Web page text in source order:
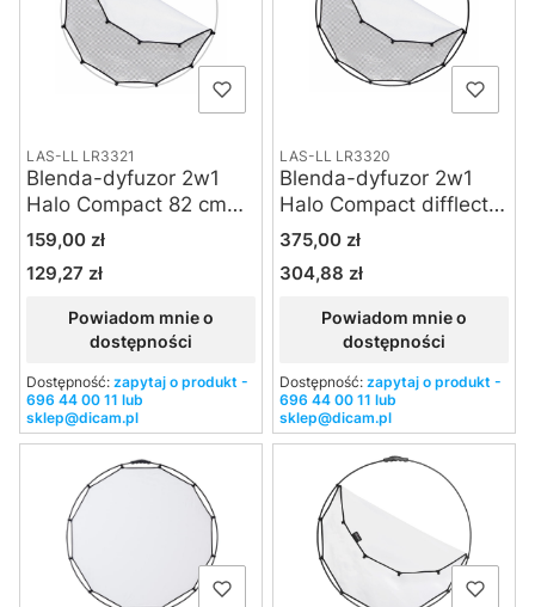
LAS-LL LR3321
Blenda-dyfuzor 2w1
Halo Compact 82 cm
difflector softsilver
tylko tkanina
Cena
159,00 zł
Cena
129,27 zł
Powiadom mnie o
dostępności
Dostępność: zapytaj o produkt -
696 44 00 11 lub
sklep@dicam.pl
LAS-LL LR3320
Blenda-dyfuzor 2w1
Halo Compact difflector
softsilver składany 82
Cena
375,00 zł
Cena
304,88 zł
Powiadom mnie o
dostępności
Dostępność: zapytaj o produkt -
696 44 00 11 lub
sklep@dicam.pl